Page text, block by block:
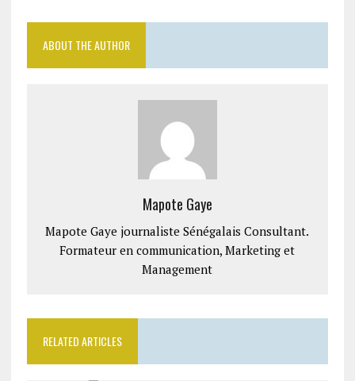
ABOUT THE AUTHOR
Mapote Gaye
Mapote Gaye journaliste Sénégalais Consultant.
Formateur en communication, Marketing et
Management
RELATED ARTICLES